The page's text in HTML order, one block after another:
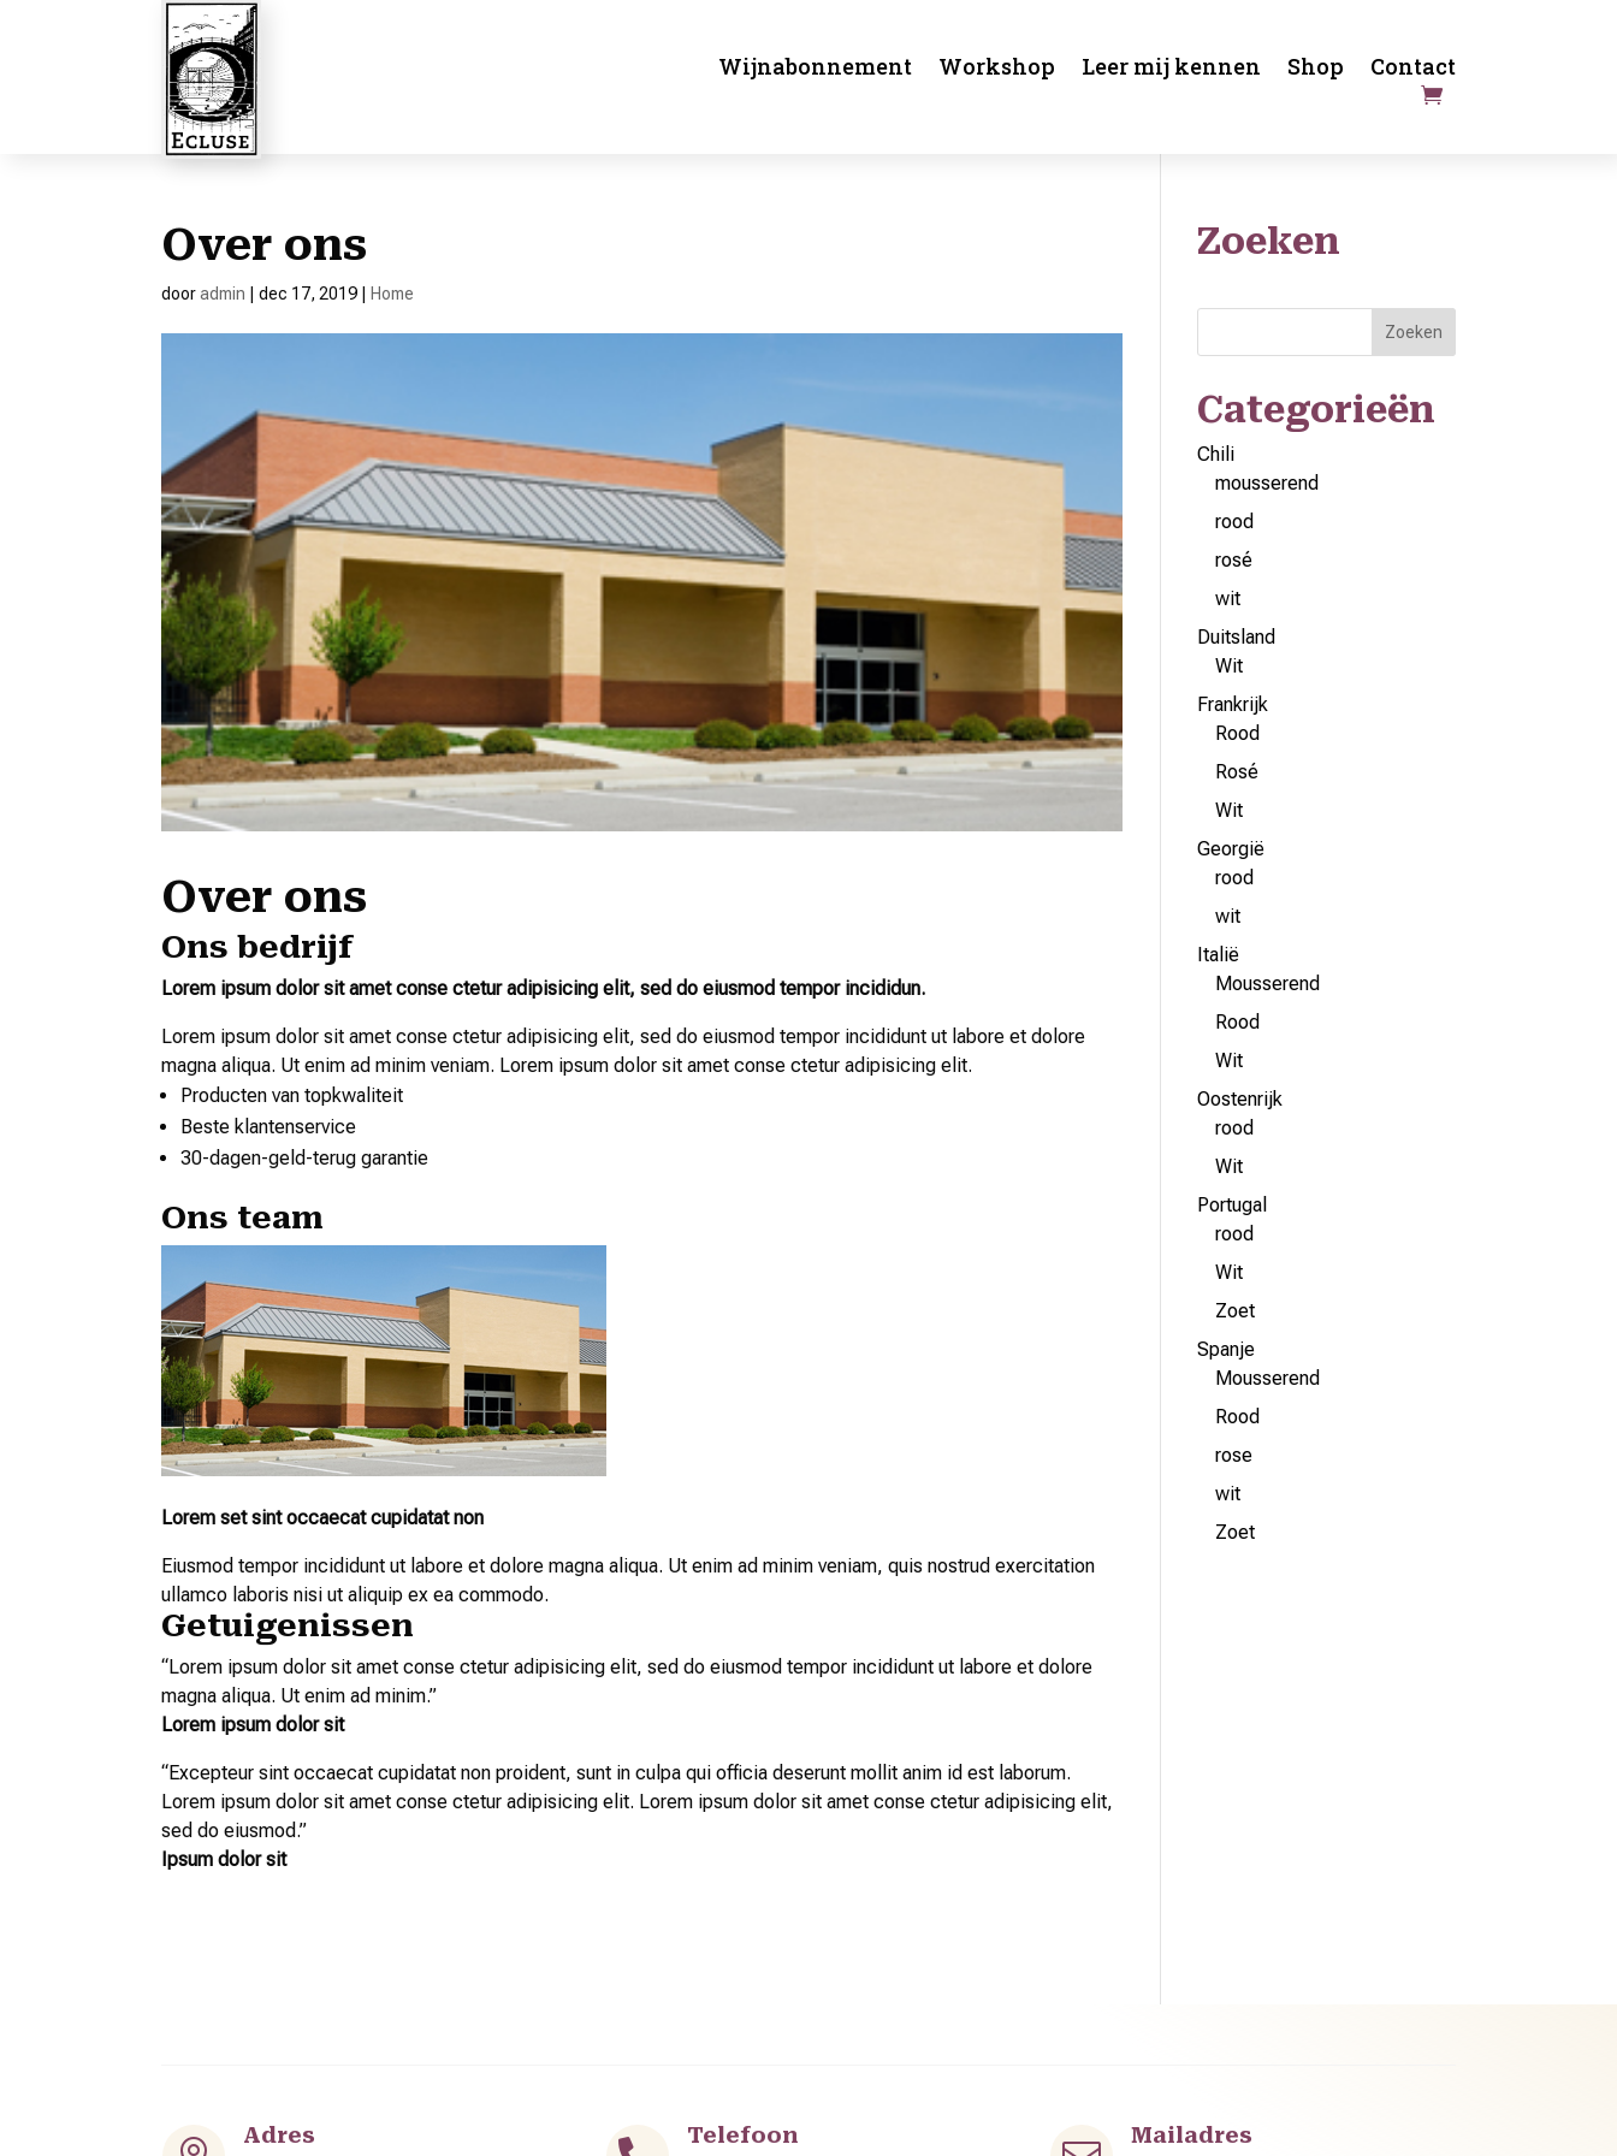
Wijnabonnement Workshop Leer mij kennen Shop Contact
Over ons
dooradmin |dec 17, 2019 Home
Over ons
Ons bedrijf
Lorem ipsum dolor sit amet conse ctetur adipisicing elit, sed do eiusmod tempor incididun.
Lorem ipsum dolor sit amet conse ctetur adipisicing elit, sed do eiusmod tempor incididunt ut labore et dolore
magna aliqua. Ut enim ad minim veniam. Lorem ipsum dolor sit amet conse ctetur adipisicing elit.
Producten van topkwaliteit
Beste klantenservice
30-dagen-geld-terug garantie
Ons team
Lorem set sint occaecat cupidatat non
Eiusmod tempor incididunt ut labore et dolore magna aliqua. Ut enim ad minim veniam, quis nostrud exercitation
ullamco laboris nisi ut aliquip ex ea commodo.
Getuigenissen
“Lorem ipsum dolor sit amet conse ctetur adipisicing elit, sed do eiusmod tempor incididunt ut labore et dolore
magna aliqua. Ut enim ad minim.”
Lorem ipsum dolor sit
“Excepteur sint occaecat cupidatat non proident, sunt in culpa qui officia deserunt mollit anim id est laborum.
Lorem ipsum dolor sit amet conse ctetur adipisicing elit. Lorem ipsum dolor sit amet conse ctetur adipisicing elit,
sed do eiusmod.”
Ipsum dolor sit
Zoeken
Zoeken
Categorieën
Chili
mousserend
rood
rosé
wit
Duitsland
Wit
Frankrijk
Rood
Rosé
Wit
Georgië
rood
wit
Italië
Mousserend
Rood
Wit
Oostenrijk
rood
Wit
Portugal
rood
Wit
Zoet
Spanje
Mousserend
Rood
rose
wit
Zoet
Adres Telefoon Mailadres